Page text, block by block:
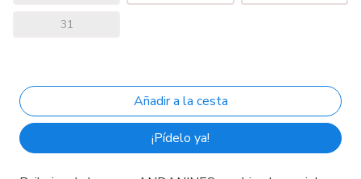
31
¡Pídelo ya!